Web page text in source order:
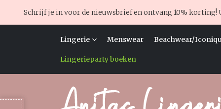
Schrijf je in voor de nieuwsbrief en ontvang 10% korting!
Lingerie Menswear Beachwear/
Lingerieparty boeken